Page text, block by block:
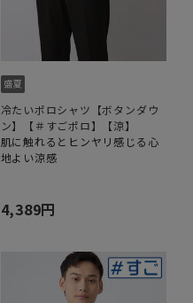
冷たいポロシャツ【ボタンダウ
ン】【＃すごポロ】【涼】
肌に触れるとヒンヤリ感じる心
地よい涼感
4,389円